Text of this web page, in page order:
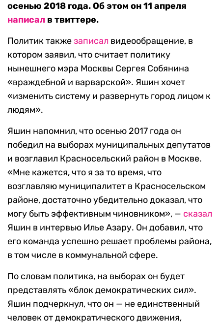
осенью 2018 года. Об этом он 11 апреля
написал в твиттере.
Политик такжезаписал видеообращение, в
котором заявил, что считает политику
нынешнего мэра Москвы Сергея Собянина
«враждебной и варварской». Яшин хочет
«изменить систему и развернуть город лицом к
людям».
Яшин напомнил, что осенью 2017 года он
победил на выборах муниципальных депутатов
и возглавил Красносельский район в Москве.
«Мне кажется, что я за то время, что
возглавляю муниципалитет в Красносельском
районе, достаточно убедительно доказал, что
могу быть эффективным чиновником», — сказал
Яшин в интервью Илье Азару. Он добавил, что
его команда успешно решает проблемы района,
в том числе в коммунальной сфере.
По словам политика, на выборах он будет
представлять «блок демократических сил».
Яшин подчеркнул, что он — не единственный
человек от демократического движения,